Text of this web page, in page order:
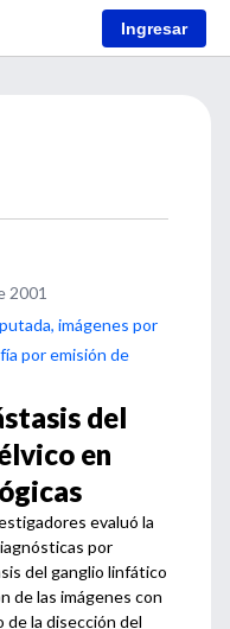
Ingresar
2001
imágenes por
por emisión de
del
en
evaluó la
por
del ganglio linfático
de las imágenes con
la disección del